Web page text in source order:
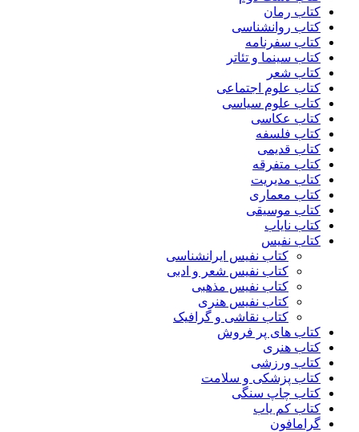
کتاب رمان
کتاب روانشناسی
کتاب سفرنامه
کتاب سینما و تئاتر
کتاب شعر
کتاب علوم اجتماعی
کتاب علوم سیاسی
کتاب عکاسی
کتاب فلسفه
کتاب قدیمی
کتاب متفرقه
کتاب مدیریت
کتاب معماری
کتاب موسیقی
کتاب نایاب
کتاب نفیس
کتاب نفیس ایرانشناسی
کتاب نفیس شعر و ادبی
کتاب نفیس مذهبی
کتاب نفیس هنری
کتاب نقاشی و گرافیک
کتاب های پر فروش
کتاب هنری
کتاب ورزشی
کتاب پزشکی و سلامت
کتاب چاپ سنگی
کتاب کم یاب
گرامافون